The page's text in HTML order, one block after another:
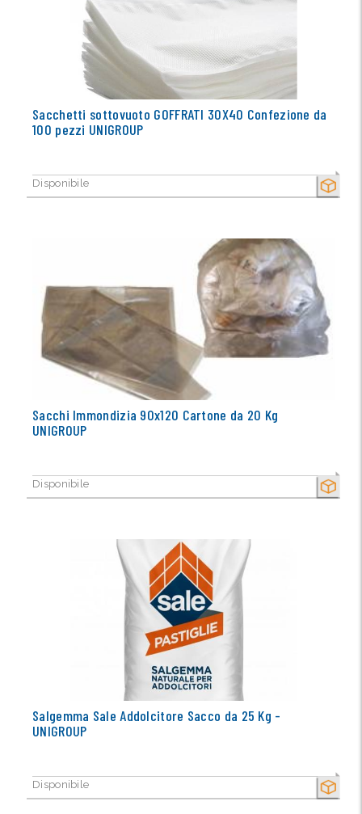
SECCO
Sacchetti sottovuoto GOFFRATI 30X40 Confezione da
100 pezzi UNIGROUP
Disponibile
SECCO
Sacchi Immondizia 90x120 Cartone da 20 Kg
UNIGROUP
Disponibile
SECCO
Salgemma Sale Addolcitore Sacco da 25 Kg -
UNIGROUP
Disponibile